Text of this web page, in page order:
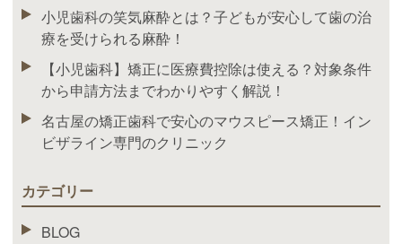
小児歯科の笑気麻酔とは？子どもが安心して歯の治
療を受けられる麻酔！
【小児歯科】矯正に医療費控除は使える？対象条件
から申請方法までわかりやすく解説！
名古屋の矯正歯科で安心のマウスピース矯正！イン
ビザライン専門のクリニック
カテゴリー
BLOG